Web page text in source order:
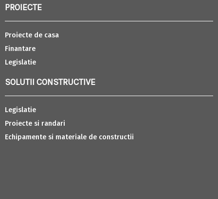
PROIECTE
Proiecte de casa
Finantare
Legislatie
SOLUTII CONSTRUCTIVE
Legislatie
Proiecte si randari
Echipamente si materiale de constructii